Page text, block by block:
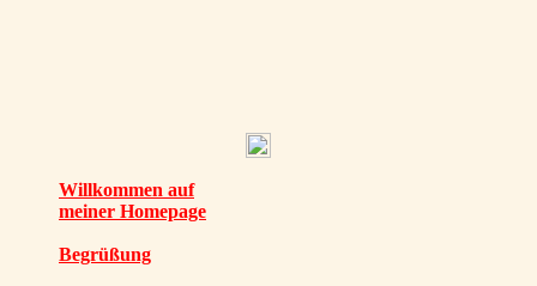
Willkommen auf
meiner Homepage
Begrüßung